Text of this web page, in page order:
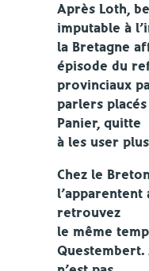
Après Loth,
imputable à
la Bretagne
épisode du
provinciaux
parlers placés
Panier, quitte
à les user
Chez le
l’apparentent
retrouvez
le même
Questembert.